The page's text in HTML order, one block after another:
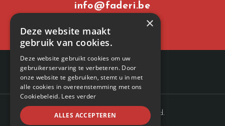
info@faderi.be
© 2022Faderi. All rights reserved.
×
Deze website maakt
gebruik van cookies.
Deze website gebruikt cookies om uw
gebruikerservaring te verbeteren. Door
onze website te gebruiken, stemt u in met
alle cookies in overeenstemming met ons
Cookiebeleid. Lees verder
ALLES ACCEPTEREN